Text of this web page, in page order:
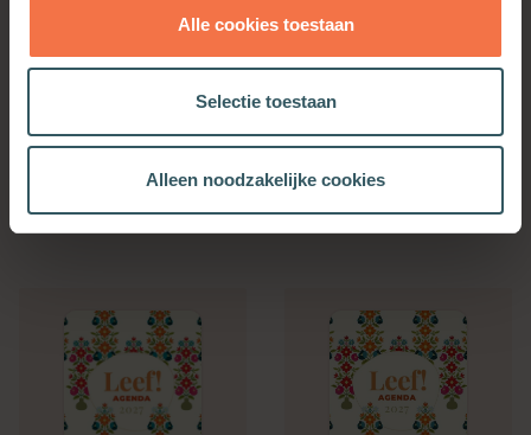
Alle cookies toestaan
Selectie toestaan
Alleen noodzakelijke cookies
Bijbelse Dagkalender
Meer informatie
Kerkenwerkagenda 2027
Meer informatie